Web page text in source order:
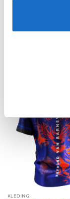
Target Coolplay
KLEDING